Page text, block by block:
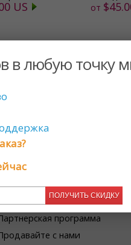
US
от
клиентам
цветов
программа
с нами
в любую точку
ПОЛУЧИТЬ СКИДКУ